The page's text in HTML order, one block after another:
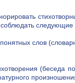
следующие
слов
(беседа